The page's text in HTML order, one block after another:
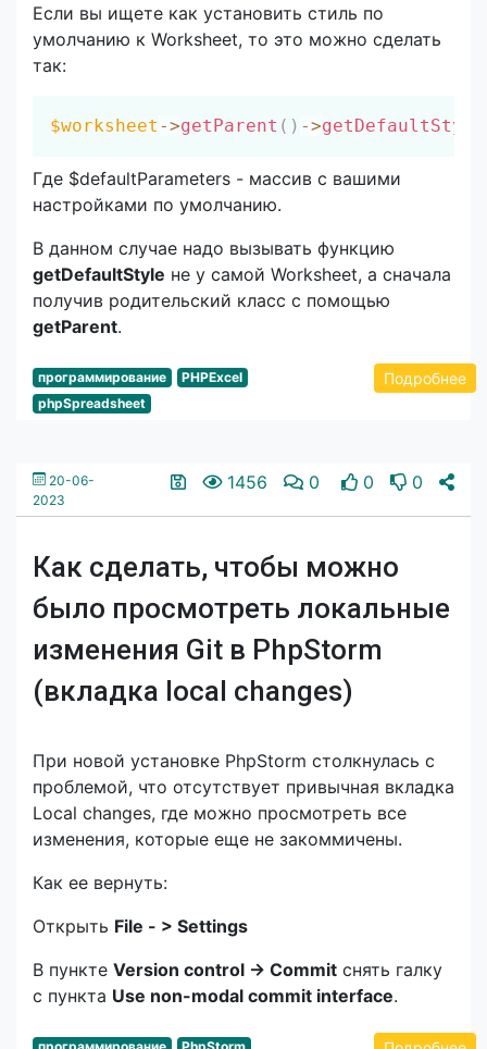
Если вы ищете как установить стиль по
умолчанию к Worksheet, то это можно сделать
так:
$worksheet ->getParent ( ) ->getDefaultStyle
Скопировать
Где $defaultParameters - массив с вашими
настройками по умолчанию.
В данном случае надо вызывать функцию
getDefaultStyle не у самой Worksheet, а сначала
получив родительский класс с помощью
getParent.
программирование
PHPExcel
phpSpreadsheet
Подробнее
20-06-
2023
1456 0 0 0
Как сделать, чтобы можно
было просмотреть локальные
изменения Git в PhpStorm
(вкладка local changes)
При новой установке PhpStorm столкнулась с
проблемой, что отсутствует привычная вкладка
Local changes, где можно просмотреть все
изменения, которые еще не закоммичены.
Как ее вернуть:
Открыть File - > Settings
В пункте Version control → Commit снять галку
с пункта Use non-modal commit interface.